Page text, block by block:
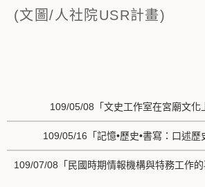
(文圖/人社院USR計畫)
109/05/08「文史工作室在宮廟文化
109/05/16「記憶•歷史•書寫：口述歷
109/07/08「民國時期情報機構與特務工作